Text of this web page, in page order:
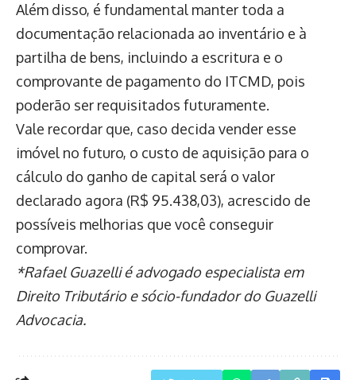
Além disso, é fundamental manter toda a
documentação relacionada ao inventário e à
partilha de bens, incluindo a escritura e o
comprovante de pagamento do ITCMD, pois
poderão ser requisitados futuramente.
Vale recordar que, caso decida vender esse
imóvel no futuro, o custo de aquisição para o
cálculo do ganho de capital será o valor
declarado agora (R$ 95.438,03), acrescido de
possíveis melhorias que você conseguir
comprovar.
*Rafael Guazelli é advogado especialista em
Direito Tributário e sócio-fundador do Guazelli
Advocacia.